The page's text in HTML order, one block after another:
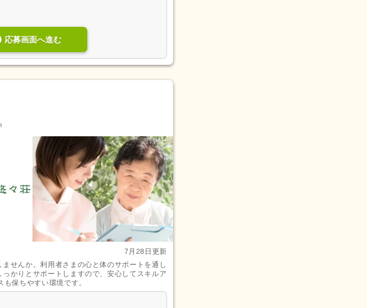
応募画面へ進む
7月28日更新
せんか。利用者さまの心と体のサポートを通し
かりとサポートしますので、安心してスキルア
保ちやすい環境です。